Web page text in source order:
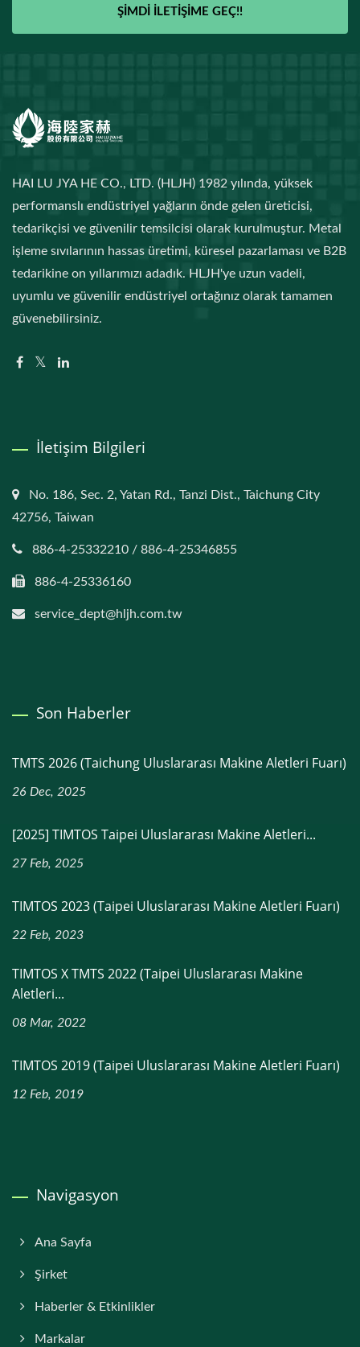
ŞIMDI İLETIŞIME GEÇ!!
HAI LU JYA HE CO., LTD. (HLJH) 1982 yılında, yüksek
performanslı endüstriyel yağların önde gelen üreticisi,
tedarikçisi ve güvenilir temsilcisi olarak kurulmuştur. Metal
işleme sıvılarının hassas üretimi, küresel pazarlaması ve B2B
tedarikine on yıllarımızı adadık. HLJH'ye uzun vadeli,
uyumlu ve güvenilir endüstriyel ortağınız olarak tamamen
güvenebilirsiniz.
İletişim Bilgileri
No. 186, Sec. 2, Yatan Rd., Tanzi Dist., Taichung City
42756, Taiwan
886-4-25332210 / 886-4-25346855
886-4-25336160
service_dept@hljh.com.tw
Son Haberler
TMTS 2026 (Taichung Uluslararası Makine Aletleri Fuarı)
26 Dec, 2025
[2025] TIMTOS Taipei Uluslararası Makine Aletleri...
27 Feb, 2025
TIMTOS 2023 (Taipei Uluslararası Makine Aletleri Fuarı)
22 Feb, 2023
TIMTOS X TMTS 2022 (Taipei Uluslararası Makine
Aletleri...
08 Mar, 2022
TIMTOS 2019 (Taipei Uluslararası Makine Aletleri Fuarı)
12 Feb, 2019
Navigasyon
Ana Sayfa
Şirket
Haberler & Etkinlikler
Markalar